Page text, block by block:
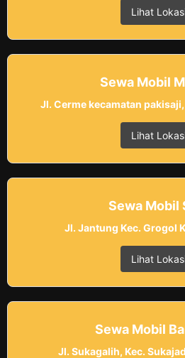
Lihat
Sewa Mobil
Jl. Cerme kecamatan
Lihat
Sewa Mobil
Jl. Jantung Kec. Grogol
Lihat
Sewa Mobil
Jl. Sukagalih, Kec.